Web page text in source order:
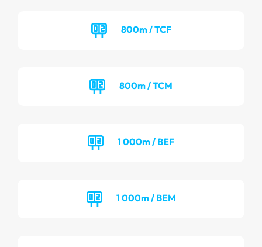
800m / TCF
800m / TCM
1 000m / BEF
1 000m / BEM